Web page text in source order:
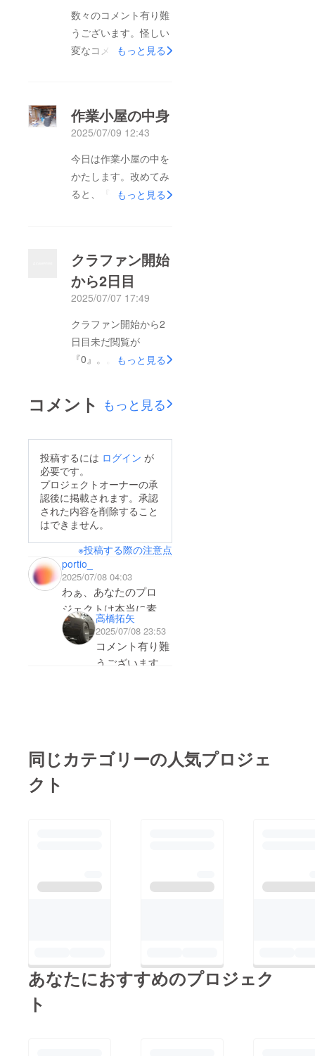
数々のコメント有り難
うございます。怪しい
変なコメントも目を通
く中少しでも支援者様
の目に付くようがんば
ります。
もっと見る
作業小屋の中身
2025/07/09 12:43
今日は作業小屋の中を
かたします。改めてみ
ると、『何これぇ？』
になるので結果は少し
すっきりする程度です
が地道にやります。コ
メント有り難うござい
ます。出来る限り返信
していきますのでご支
援と展開よろしくお願
もっと見る
クラファン開始
から2日目
2025/07/07 17:49
クラファン開始から2
日目未だ閲覧が
『0』。。。。始めた
ヤする。成立以前に閲
覧してくれる人が出現
きた。
もっと見る
コメント もっと見る
投稿するには ログイン が
必要です。
プロジェクトオーナーの承
認後に掲載されます。承認
された内容を削除すること
はできません。
※投稿する際の注意点
portio_
2025/07/08 04:03
わぁ、あなたのプロ
ジェクトは本当に素晴
らしいですね！正直に
言うと、あなたのアイ
デアにとても興味を持
いです！集めた資金は
の生活に訪れると思い
ますか？詳細をお話し
フィールに記載されて
いるメールアドレス
高橋拓矢
2025/07/08 23:53
コメント有り難
うございます。
先ずは、プロ
るにも拘らず
い地域で
整備士の観点か
同じカテゴリーの人気プロジェ
クト
あなたにおすすめのプロジェク
ト